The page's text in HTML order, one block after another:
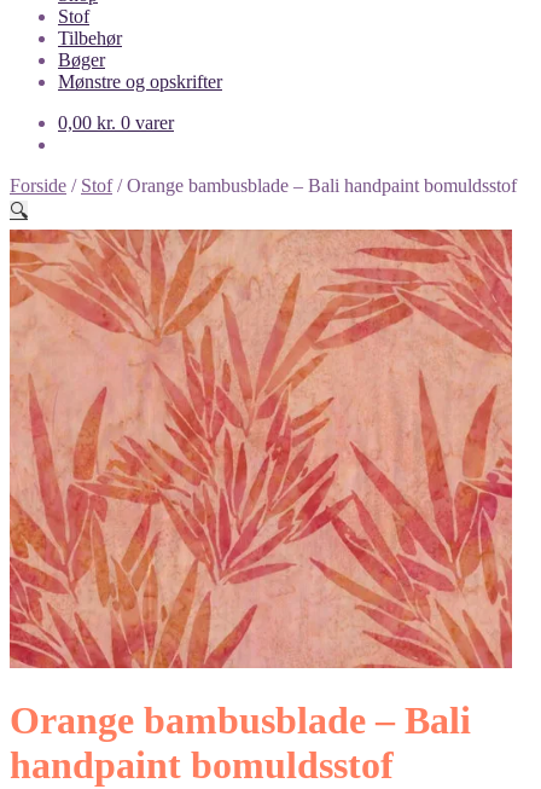
Stof
Tilbehør
Bøger
Mønstre og opskrifter
0,00 kr. 0 varer
Forside / Stof/Orange bambusblade – Bali handpaint bomuldsstof
🔍
Orange bambusblade – Bali
handpaint bomuldsstof